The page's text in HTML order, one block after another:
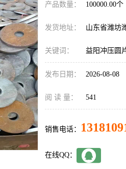
产品数量： 100000.00个
发货地址： 山东省潍坊
关键词： 益阳冲压圆
发布日期： 2026-08-08
阅 读 量： 541
销售电话：
在线QQ：